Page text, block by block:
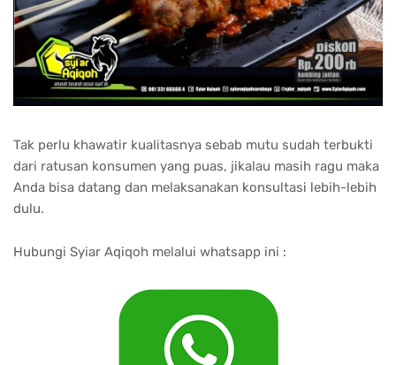
Tak perlu khawatir kualitasnya sebab mutu sudah terbukti
dari ratusan konsumen yang puas, jikalau masih ragu maka
Anda bisa datang dan melaksanakan konsultasi lebih-lebih
dulu.
Hubungi Syiar Aqiqoh melalui whatsapp ini :